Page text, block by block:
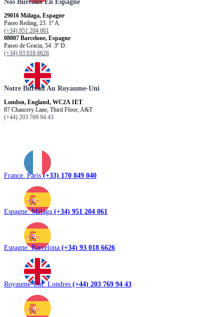
Nos Bureaux En Espagne
29016 Málaga, Espagne
Paseo Reding, 23. 1º A.
(+34) 951 204 061
08007 Barcelone, Espagne
Paseo de Gracia, 54. 3º D.
(+34) 93 018 6626
Notre Bureau Au Royaume-Uni
London, England, WC2A 1ET
87 Chancery Lane, Third Floor, A&T
(+44) 203 769 94 43
France. Paris(+33) 170 849 040
Espagne. Málaga (+34) 951 204 061
Espagne. Barcelona (+34) 93 018 6626
Royaume-Uni. Londres (+44) 203 769 94 43